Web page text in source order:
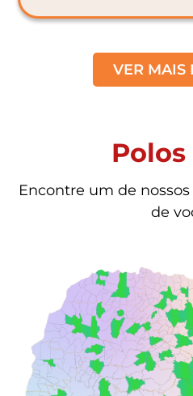
VER MAIS
Polos
Encontre um de
de